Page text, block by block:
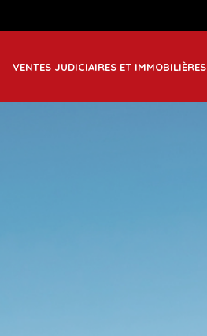
VENTES JUDICIAIRES ET IMMOBILIÈRES